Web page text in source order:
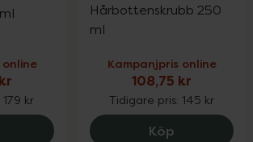
179 kr
Umberto Giannini Fuller Longer
Hårbottenskrubb 250
ml
Kampanjpris online
108,75 kr
Tidigare pris: 145 kr
Köp Umberto